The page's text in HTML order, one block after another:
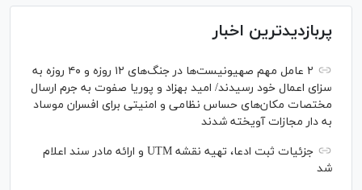
پربازدیدترین اخبار
۲ عامل مهم صهیونیست‌ها در جنگ‌های ۱۲ روزه و ۴۰ روزه به
سزای اعمال خود رسیدند/ امید بهزاد و پوریا صفوت به جرم ارسال
مختصات مکان‌های حساس نظامی و امنیتی برای افسران موساد
به دار مجازات آویخته شدند
جزئیات ثبت ادعا، تهیه نقشه UTM و ارائه مادر سند اعلام
شد